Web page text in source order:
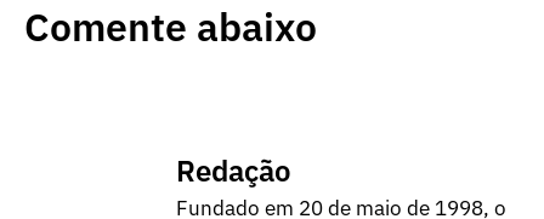
Comente abaixo
Redação
Fundado em 20 de maio de 1998, o